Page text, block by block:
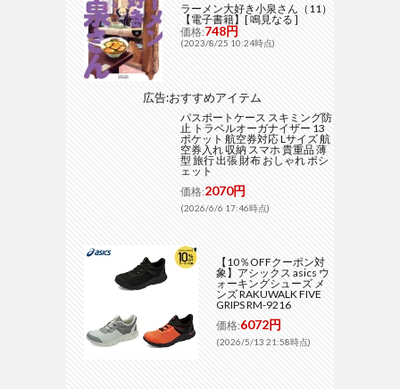
ラーメン大好き小泉さん（11）
【電子書籍】[ 鳴見なる ]
価格:748円
(2023/8/25 10:24時点)
広告:おすすめアイテム
パスポートケース スキミング防
止 トラベルオーガナイザー 13
ポケット 航空券対応 Lサイズ 航
空券入れ 収納 スマホ 貴重品 薄
型 旅行 出張 財布 おしゃれ ポシ
ェット
価格:2070円
(2026/6/6 17:46時点)
【10％OFFクーポン対
象】アシックス asics ウ
ォーキングシューズ メ
ンズ RAKUWALK FIVE
GRIPS RM-9216
価格:6072円
(2026/5/13 21:58時点)